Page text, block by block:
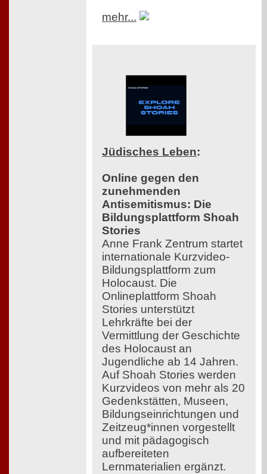
mehr...
Jüdisches Leben:
Online gegen den
zunehmenden
Antisemitismus: Die
Bildungsplattform Shoah
Stories
Anne Frank Zentrum startet
internationale Kurzvideo-
Bildungsplattform zum
Holocaust. Die
Onlineplattform Shoah
Stories unterstützt
Lehrkräfte bei der
Vermittlung der Geschichte
des Holocaust an
Jugendliche ab 14 Jahren.
Auf Shoah Stories werden
Kurzvideos von mehr als 20
Gedenkstätten, Museen,
Bildungseinrichtungen und
Zeitzeug*innen vorgestellt
und mit pädagogisch
aufbereiteten
Lernmaterialien ergänzt.